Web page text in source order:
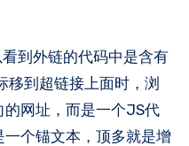
到外链的代码中是含有
移到超链接上面时，浏
网址，而是一个JS代
个锚文本，顶多就是增